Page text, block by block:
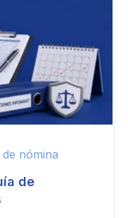
de nómina
de